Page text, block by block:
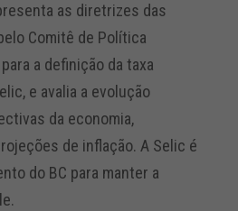
as diretrizes das
Comitê de Política
a definição da taxa
e avalia a evolução
da economia,
de inflação. A Selic é
do BC para manter a